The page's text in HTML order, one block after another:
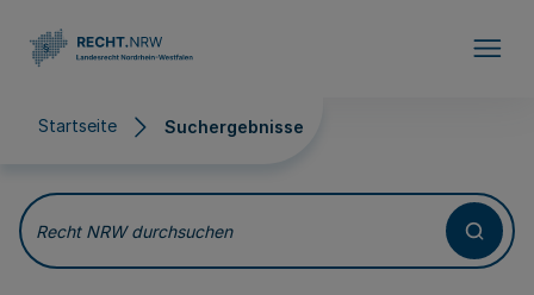
Startseite Suchergebnisse
Suchergebnisse
Recht NRW durchsuchen